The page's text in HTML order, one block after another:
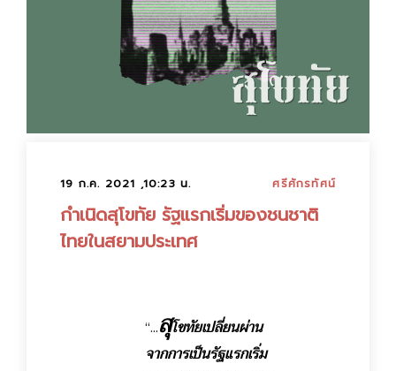
19 ก.ค. 2021 ,10:23 น. ศรีศักรทัศน์
กำเนิดสุโขทัย รัฐแรกเริ่มของชนชาติ
ไทยในสยามประเทศ
“...สุโขทัยเปลี่ยนผ่าน
จากการเป็นรัฐแรกเริ่ม